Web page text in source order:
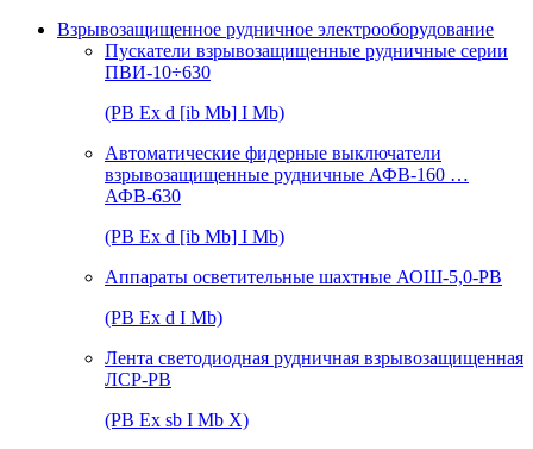
Взрывозащищенное рудничное электрооборудование
Пускатели взрывозащищенные рудничные серии
ПВИ-10÷630
(РВ Ex d [ib Mb] I Mb)
Автоматические фидерные выключатели
взрывозащищенные рудничные АФВ-160 …
АФВ-630
(РВ Ex d [ib Mb] I Mb)
Аппараты осветительные шахтные АОШ-5,0-РВ
(РВ Ex d I Mb)
Лента светодиодная рудничная взрывозащищенная
ЛСР-РВ
(РВ Ex sb I Mb Х)